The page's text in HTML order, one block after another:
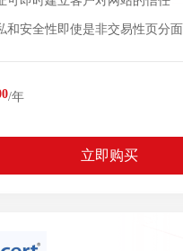
和安全性即使是非交易性页分面
/年
立即购买